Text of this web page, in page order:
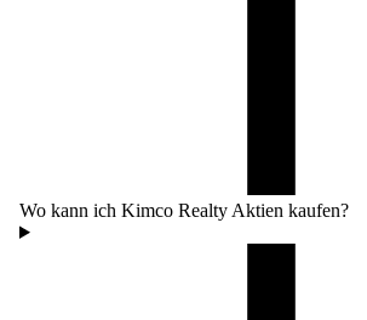
Wo kann ich Kimco Realty Aktien kaufen?